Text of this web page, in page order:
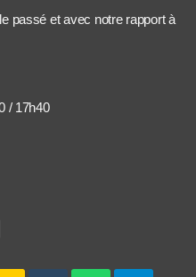
passé et avec notre rapport à
/ 17h40